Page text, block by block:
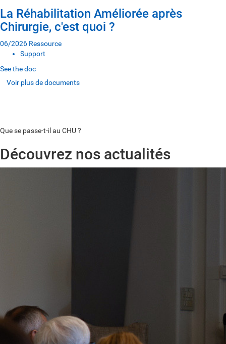
La Réhabilitation Améliorée après
Chirurgie, c'est quoi ?
06/2026 Ressource
Support
See the doc
Voir plus de documents
Que se passe-t-il au CHU ?
Découvrez nos actualités